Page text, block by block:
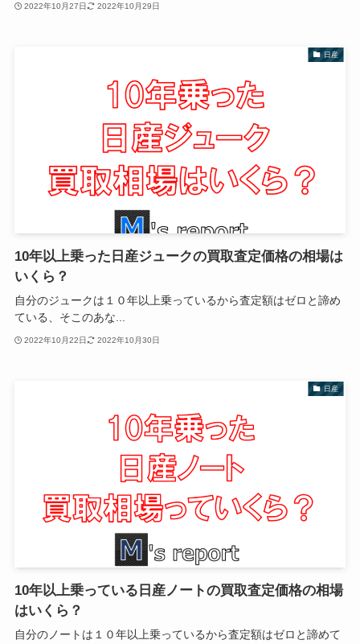
2022年10月27日 2022年10月29日
日産
10年以上乗った日産ジュークの買取査定価格の相場は
いくら？
自分のジュークは１０年以上乗っているから査定額はゼロと諦め
ている、そこのあな...
2022年10月22日 2022年10月30日
日産
10年以上乗っている日産ノートの買取査定価格の相場
はいくら？
自分のノートは１０年以上乗っているから査定額はゼロと諦めて